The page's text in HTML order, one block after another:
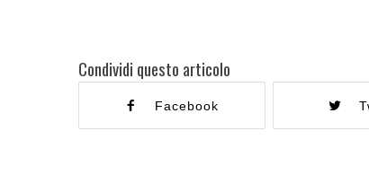
Condividi questo articolo
Facebook